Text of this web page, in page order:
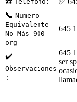
Telefono:
📞 Numero
Equivalente
No Más 900
org
645
✔️
Observaciones
:
645
ser